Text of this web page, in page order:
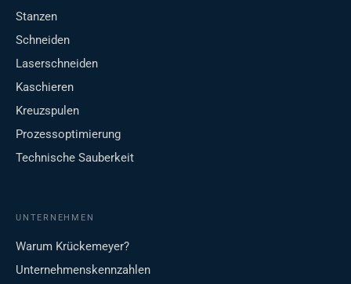
Stanzen
Schneiden
Laserschneiden
Kaschieren
Kreuzspulen
Prozessoptimierung
Technische Sauberkeit
UNTERNEHMEN
Warum Krückemeyer?
Unternehmenskennzahlen